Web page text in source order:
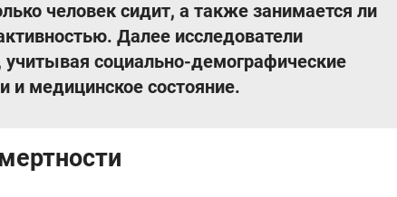
человек сидит, а также занимается ли
Далее исследователи
социально-демографические
и медицинское состояние.